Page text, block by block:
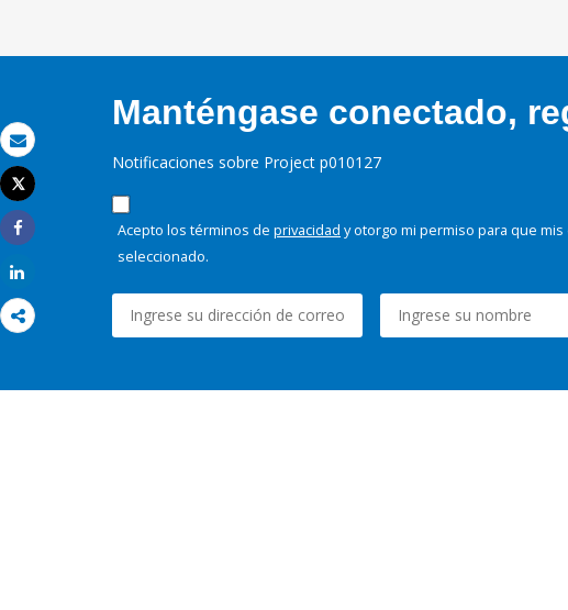
Correo electrónico
Imprimir
Tweet
Share
Manténgase conectado,
Notificaciones sobre Project p010127
Acepto los términos de privacidad y otorgo mi permiso para que
seleccionado.